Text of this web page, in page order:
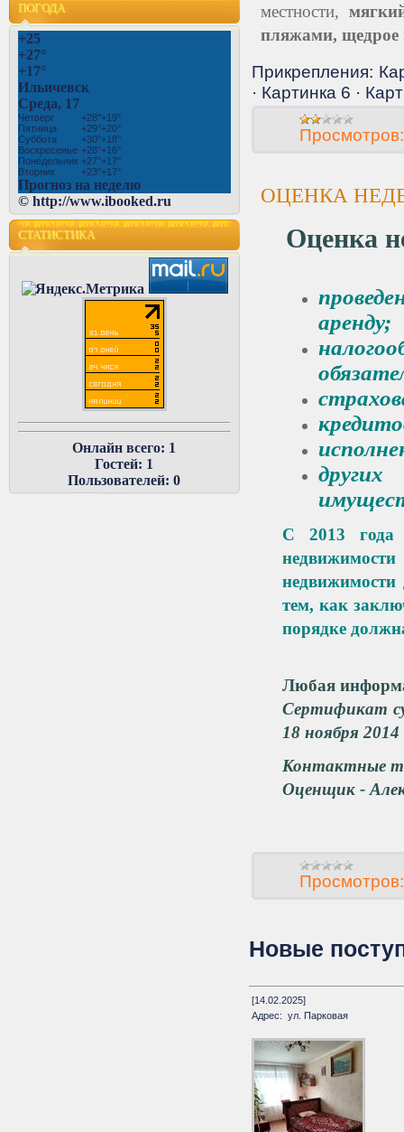
местности,
пляжами, щедрое
Прикрепления:
· Картинка 6 ·
Просмотров:
ОЦЕНКА
Оценка
аренду;
С 2013 года
тем, как
порядке
Любая
Сертификат
18 ноября 2014
Контактные
Оценщик -
Просмотров:
Новые
[14.02.2025]
Адрес: ул. Парковая
ПОГОДА
+25
+27°
+17°
Ильичевск
Среда, 17
Четверг +28°+19°
Пятница
+29°+20°
Суббота
+30°+18°
Воскресенье +28°+16°
Понедельник +27°+17°
Вторник
+23°+17°
Прогноз на неделю
© http://www.ibooked.ru
СТАТИСТИКА
Онлайн всего: 1
Гостей: 1
Пользователей:0